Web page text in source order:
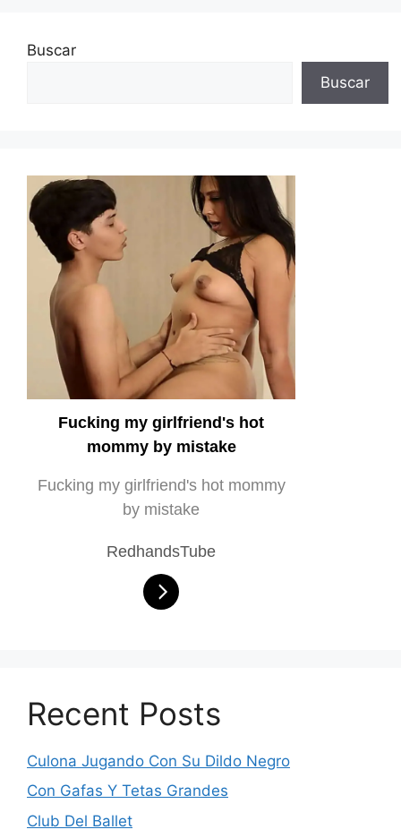
Buscar
Buscar
Fucking my girlfriend's hot
mommy by mistake
Fucking my girlfriend's hot mommy
by mistake
RedhandsTube
Recent Posts
Culona Jugando Con Su Dildo Negro
Con Gafas Y Tetas Grandes
Club Del Ballet